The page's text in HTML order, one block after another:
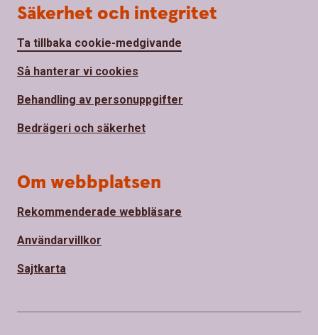
Säkerhet och integritet
Ta tillbaka cookie-medgivande
Så hanterar vi cookies
Behandling av personuppgifter
Bedrägeri och säkerhet
Om webbplatsen
Rekommenderade webbläsare
Användarvillkor
Sajtkarta